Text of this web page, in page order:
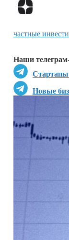
Наши
Стартапы
Новые
частные